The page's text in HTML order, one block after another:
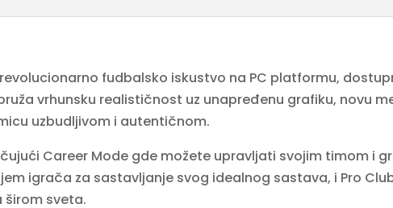
revolucionarno fudbalsko iskustvo na PC platformu,
vrhunsku realističnost uz unapređenu grafiku, novu
uzbudljivom i autentičnom.
Career Mode gde možete upravljati svojim timom i
igrača za sastavljanje svog idealnog sastava, i Pro
sveta.